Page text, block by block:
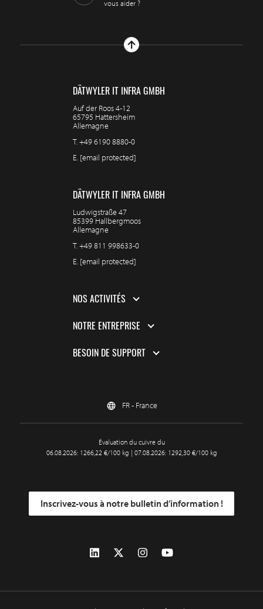
vous aider ?
DÄTWYLER IT INFRA GMBH
Auf der Roos 4-12
65795 Hattersheim
Allemagne
T.+49 6190 8880-0
E. [email protected]
DÄTWYLER IT INFRA GMBH
Ludwigstraße 47
85399 Hallbergmoos
Allemagne
T.+49 811 998633-0
E. [email protected]
NOS ACTIVITÉS
NOTRE ENTREPRISE
BESOIN DE SUPPORT
FR - France
Évaluation du cuivre du
06.08.2026: 1266,22 €/100 kg | 07.08.2026: 1292,30 €/100 kg
Inscrivez-vous à notre bulletin d’information !